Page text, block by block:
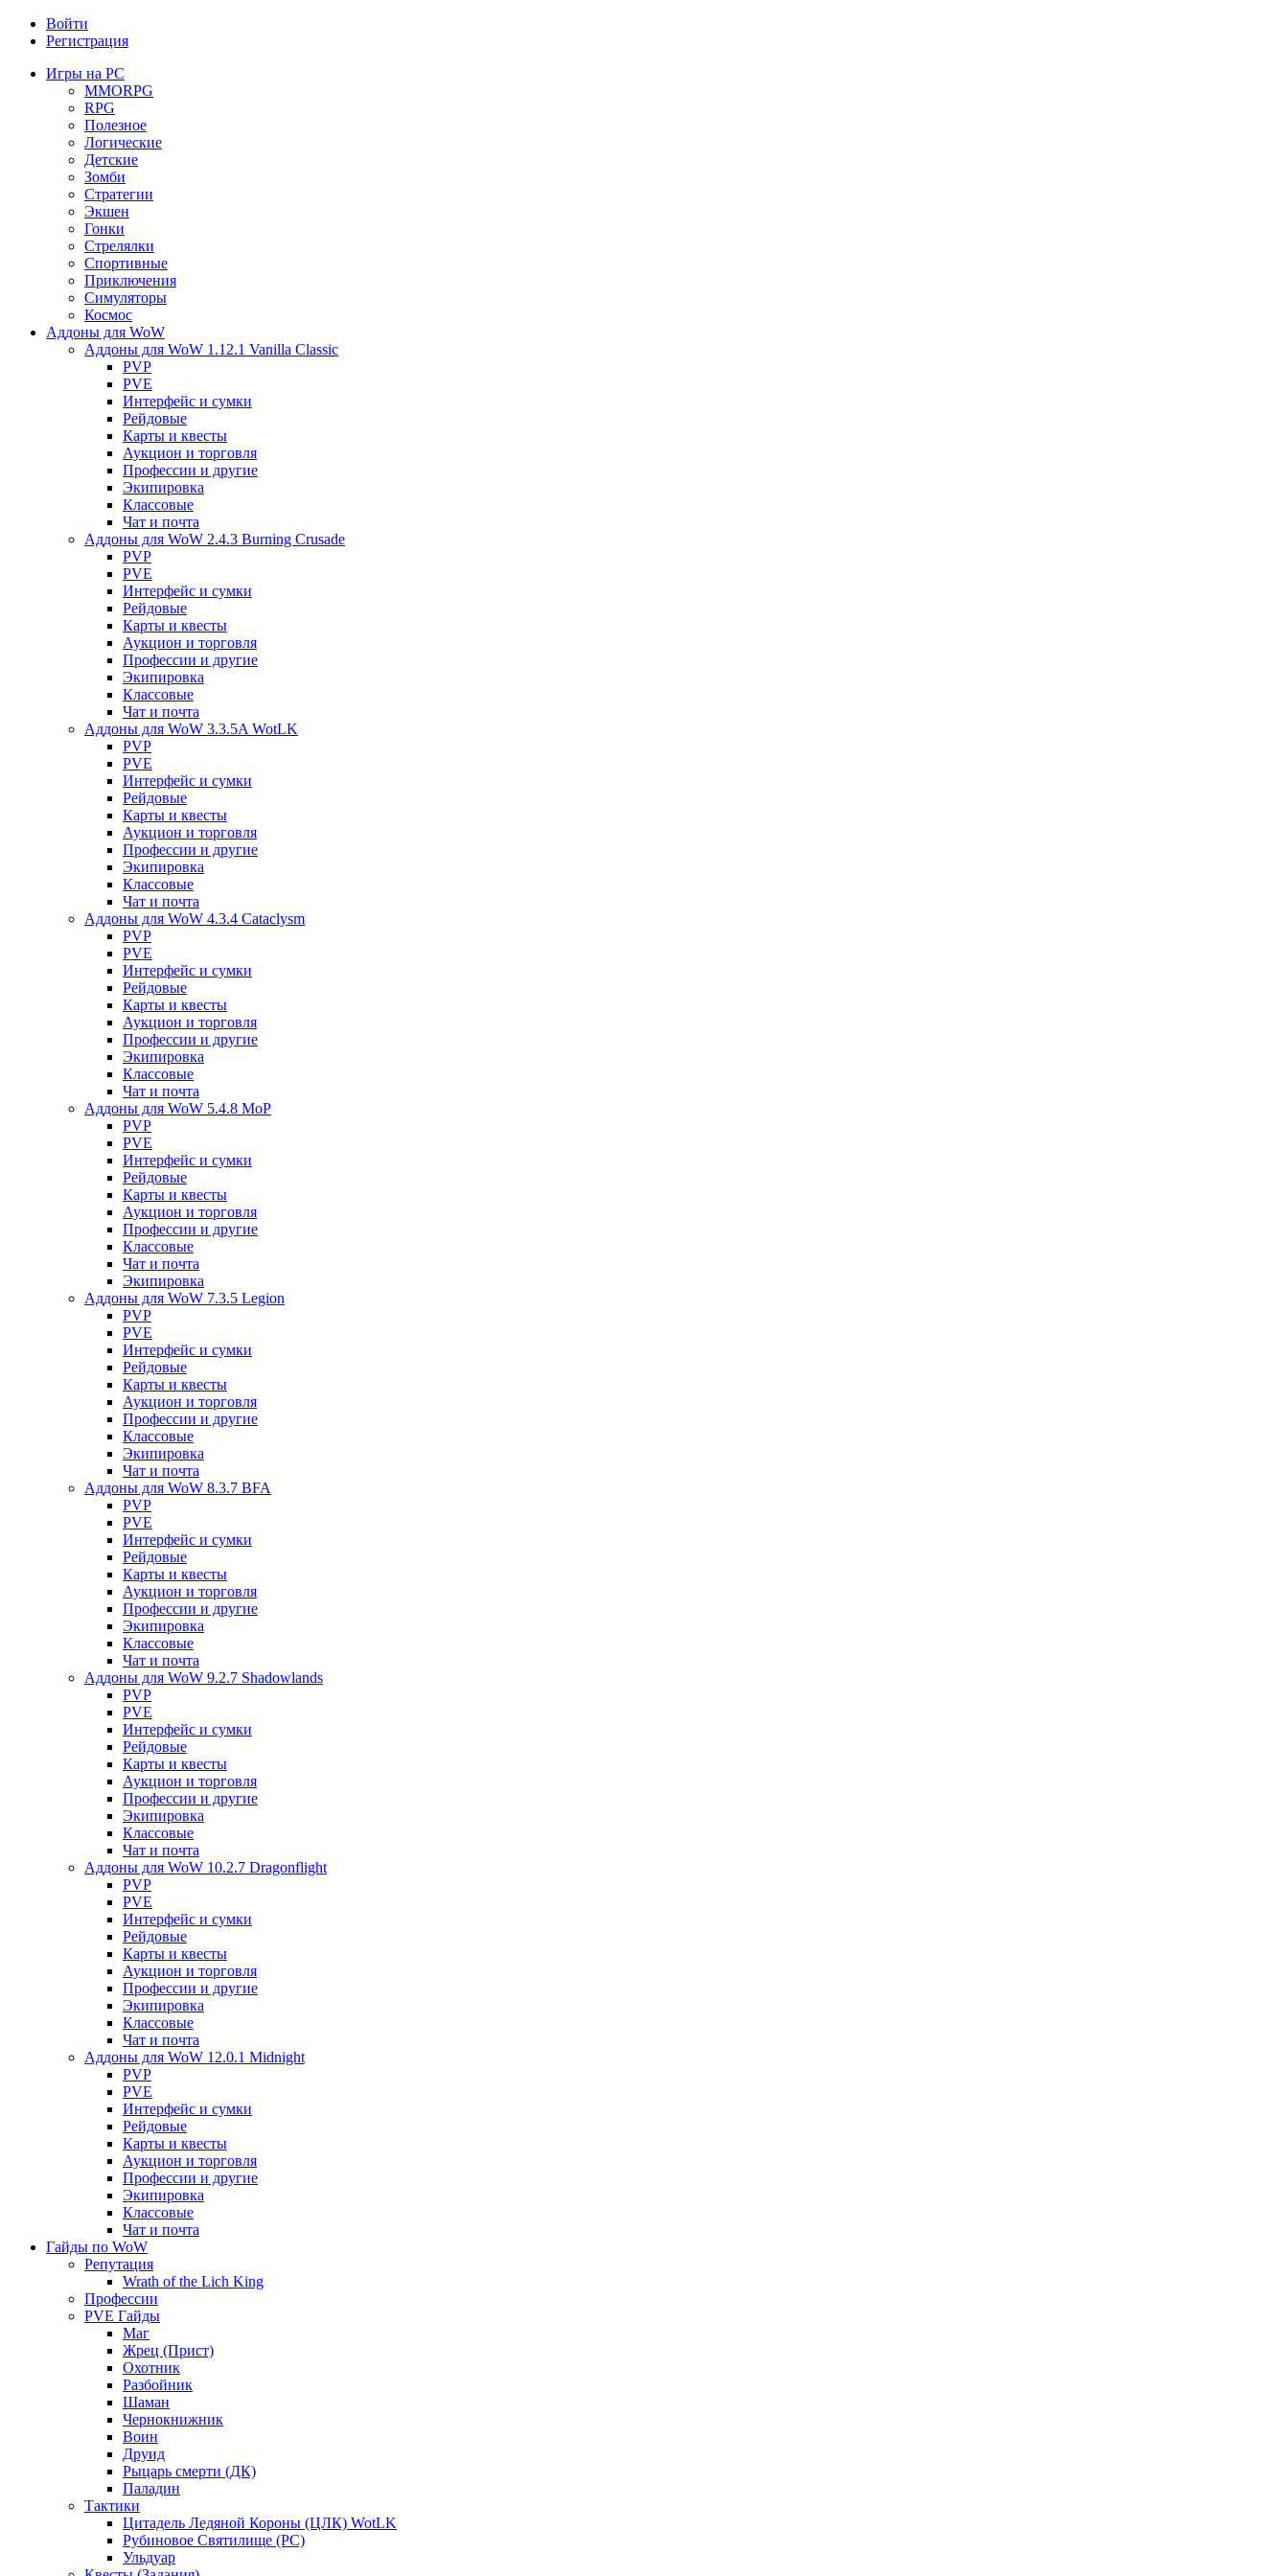
Войти
Регистрация
Игры на PC
MMORPG
RPG
Полезное
Логические
Детские
Зомби
Стратегии
Экшен
Гонки
Стрелялки
Спортивные
Приключения
Симуляторы
Космос
Аддоны для WoW
Аддоны для WoW 1.12.1 Vanilla Classic
PVP
PVE
Интерфейс и сумки
Рейдовые
Карты и квесты
Аукцион и торговля
Профессии и другие
Экипировка
Классовые
Чат и почта
Аддоны для WoW 2.4.3 Burning Crusade
PVP
PVE
Интерфейс и сумки
Рейдовые
Карты и квесты
Аукцион и торговля
Профессии и другие
Экипировка
Классовые
Чат и почта
Аддоны для WoW 3.3.5A WotLK
PVP
PVE
Интерфейс и сумки
Рейдовые
Карты и квесты
Аукцион и торговля
Профессии и другие
Экипировка
Классовые
Чат и почта
Аддоны для WoW 4.3.4 Cataclysm
PVP
PVE
Интерфейс и сумки
Рейдовые
Карты и квесты
Аукцион и торговля
Профессии и другие
Экипировка
Классовые
Чат и почта
Аддоны для WoW 5.4.8 MoP
PVP
PVE
Интерфейс и сумки
Рейдовые
Карты и квесты
Аукцион и торговля
Профессии и другие
Классовые
Чат и почта
Экипировка
Аддоны для WoW 7.3.5 Legion
PVP
PVE
Интерфейс и сумки
Рейдовые
Карты и квесты
Аукцион и торговля
Профессии и другие
Классовые
Экипировка
Чат и почта
Аддоны для WoW 8.3.7 BFA
PVP
PVE
Интерфейс и сумки
Рейдовые
Карты и квесты
Аукцион и торговля
Профессии и другие
Экипировка
Классовые
Чат и почта
Аддоны для WoW 9.2.7 Shadowlands
PVP
PVE
Интерфейс и сумки
Рейдовые
Карты и квесты
Аукцион и торговля
Профессии и другие
Экипировка
Классовые
Чат и почта
Аддоны для WoW 10.2.7 Dragonflight
PVP
PVE
Интерфейс и сумки
Рейдовые
Карты и квесты
Аукцион и торговля
Профессии и другие
Экипировка
Классовые
Чат и почта
Аддоны для WoW 12.0.1 Midnight
PVP
PVE
Интерфейс и сумки
Рейдовые
Карты и квесты
Аукцион и торговля
Профессии и другие
Экипировка
Классовые
Чат и почта
Гайды по WoW
Репутация
Wrath of the Lich King
Профессии
PVE Гайды
Маг
Жрец (Прист)
Охотник
Разбойник
Шаман
Чернокнижник
Воин
Друид
Рыцарь смерти (ДК)
Паладин
Тактики
Цитадель Ледяной Короны (ЦЛК) WotLK
Рубиновое Святилище (РС)
Ульдуар